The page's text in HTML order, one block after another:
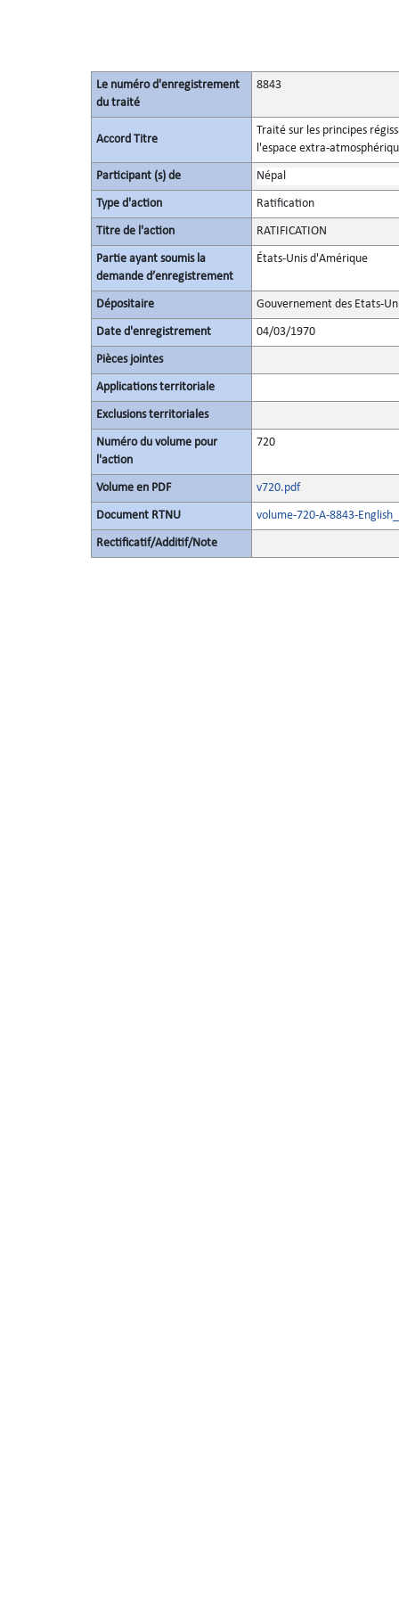
Le numéro d'enregistrement
du traité
8843
Accord Titre
Traité sur les principes
l'espace extra-
Participant (s) de Népal
Type d'action Ratification
Titre de l'action RATIFICATION
Partie ayant soumis la
demande d’enregistrement
États-Unis d'Amérique
Dépositaire Gouvernement des Etats-
Date d'enregistrement 04/03/1970
Pièces jointes
Applications territoriale
Exclusions territoriales
Numéro du volume pour
l'action
720
Volume en PDF v720.pdf
Document RTNU volume-720-A-8843-
Rectificatif/Additif/Note